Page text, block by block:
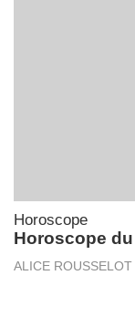
Horoscope
Horoscope
ALICE ROUSSELOT